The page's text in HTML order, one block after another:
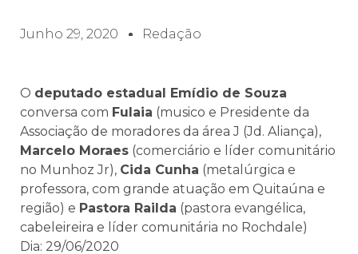
Junho 29, 2020 Redação
O deputado estadual Emídio de Souza
conversa com Fulaia (musico e Presidente da
Associação de moradores da área J (Jd. Aliança),
Marcelo Moraes (comerciário e líder comunitário
no Munhoz Jr), Cida Cunha (metalúrgica e
professora, com grande atuação em Quitaúna e
região) e Pastora Railda (pastora evangélica,
cabeleireira e líder comunitária no Rochdale)
Dia: 29/06/2020